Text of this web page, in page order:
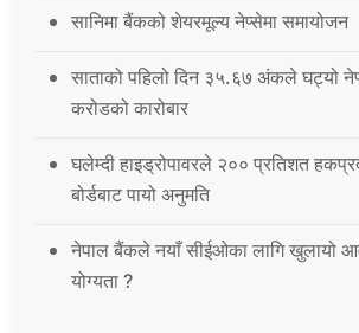
सानिमा बैंकको शेयरमूल्य नेप्सेमा समायोजन
साताको पहिलो दिन ३५.६७ अंकले घट्यो
करोडको कारोबार
घलेम्दी हाइड्रोपावरले २०० प्रतिशत
बोर्डबाट पायो अनुमति
नेपाल बैंकले नयाँ सीईओका लागि खुलायो
योग्यता ?